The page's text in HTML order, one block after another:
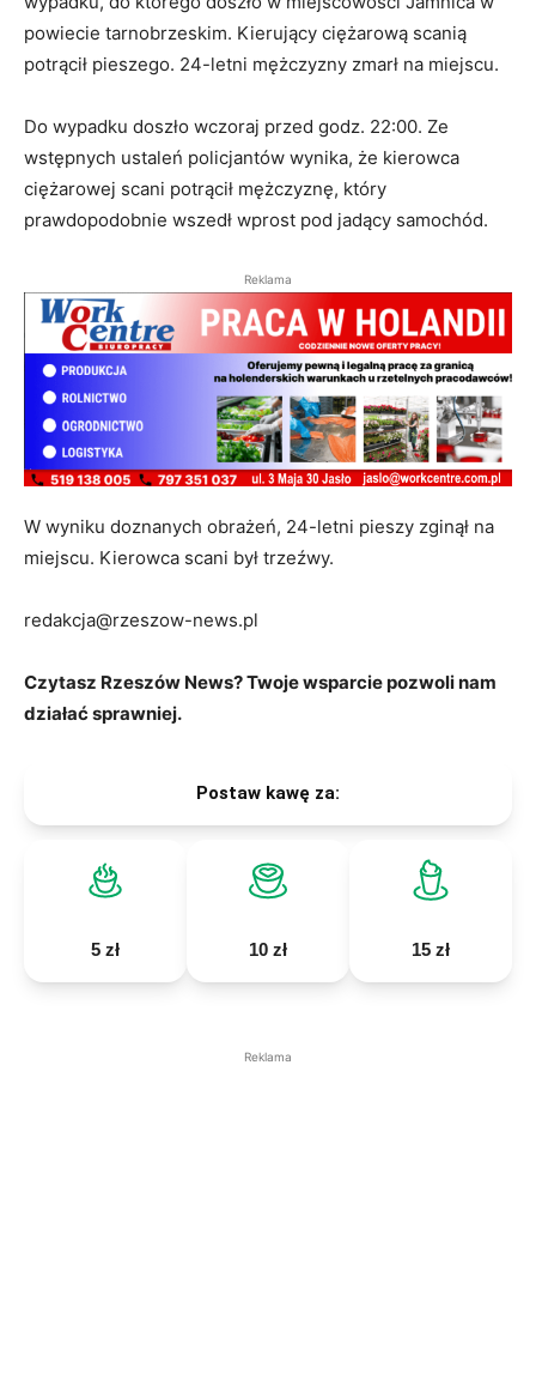
powiecie tarnobrzeskim. Kierujący ciężarową scanią
potrącił pieszego. 24-letni mężczyzny zmarł na miejscu.
Do wypadku doszło wczoraj przed godz. 22:00. Ze
wstępnych ustaleń policjantów wynika, że kierowca
ciężarowej scani potrącił mężczyznę, który
prawdopodobnie wszedł wprost pod jadący samochód.
Reklama
W wyniku doznanych obrażeń, 24-letni pieszy zginął na
miejscu. Kierowca scani był trzeźwy.
redakcja@rzeszow-news.pl
Czytasz Rzeszów News? Twoje wsparcie pozwoli nam
działać sprawniej.
Postaw kawę za:
5 zł 10 zł 15 zł
Reklama